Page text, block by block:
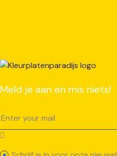
Meld je aan en mis niets!